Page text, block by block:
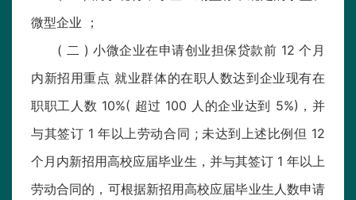
微型企业 ；
( 二 ) 小微企业在申请创业担保贷款前 12 个月
内新招用重点 就业群体的在职人数达到企业现有在
职职工人数 10%( 超过 100 人的企业达到 5%)，并
与其签订 1 年以上劳动合同 ; 未达到上述比例但 12
个月内新招用高校应届毕业生，并与其签订 1 年以上
劳动合同的，可根据新招用高校应届毕业生人数申请